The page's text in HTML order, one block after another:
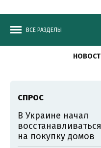
ВСЕ РАЗДЕЛЫ
СПРОС
В Украине начал
на покупку домов